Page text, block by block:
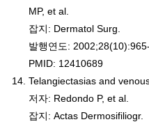
MP, et al.
잡지: Dermatol Surg.
발행연도:
PMID: 12410689
Telangiectasias and
저자: Redondo P, et al.
잡지: Actas Dermosifiliogr.